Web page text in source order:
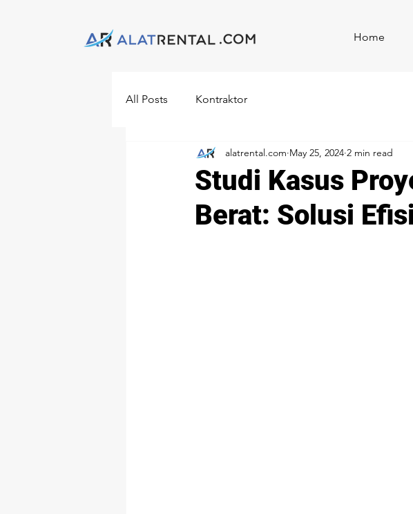
Home
All Posts Kontraktor
Studi Kasus
Berat: Solusi
alatrental.com May 25, 2024 2 min read